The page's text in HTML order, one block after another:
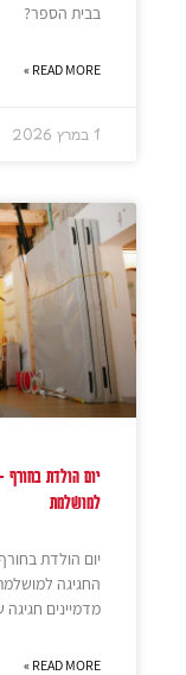
בבית הספר?
READ MORE »
1 במרץ 2026
יום הולדת בחורף
למושלמת
יום הולדת
החגיגה
מדמיינים
READ MORE »